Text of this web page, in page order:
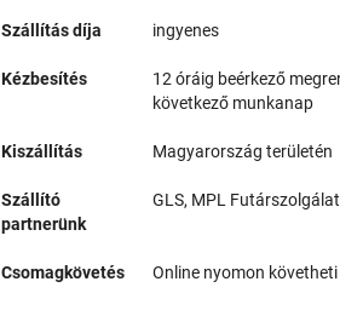
Szállítás díja ingyenes
Kézbesítés
12 óráig beérkező
következő munkanap
Kiszállítás Magyarország területén
Szállító
partnerünk
GLS, MPL Futárszolgálat
Csomagkövetés Online nyomon